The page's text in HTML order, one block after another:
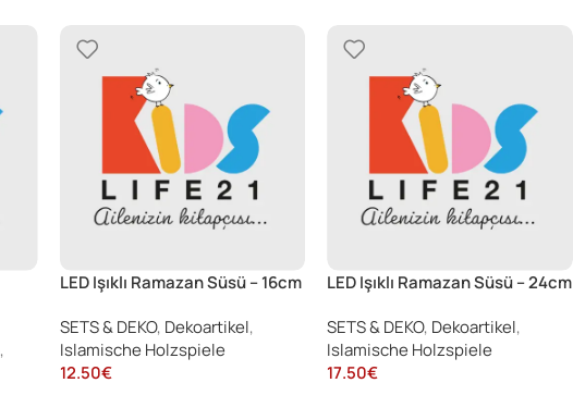
,
LED Işıklı Ramazan Süsü – 16cm
SETS & DEKO, Dekoartikel,
Islamische Holzspiele
12.50€
LED Işıklı Ramazan Süsü – 24cm
SETS & DEKO, Dekoartikel,
Islamische Holzspiele
17.50€